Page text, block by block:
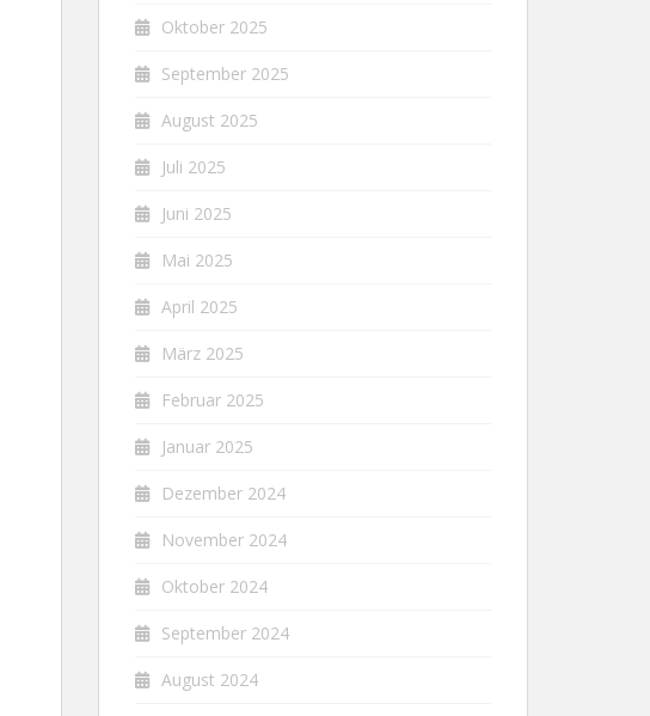
Oktober 2025
September 2025
August 2025
Juli 2025
Juni 2025
Mai 2025
April 2025
März 2025
Februar 2025
Januar 2025
Dezember 2024
November 2024
Oktober 2024
September 2024
August 2024